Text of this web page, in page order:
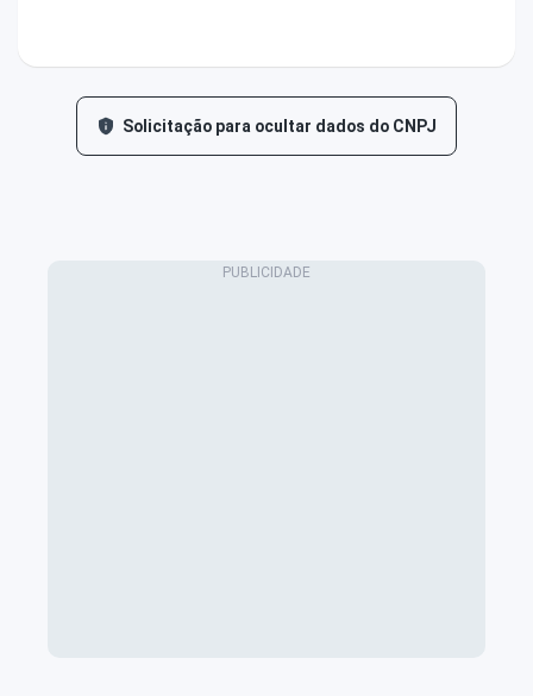
Solicitação para ocultar dados do CNPJ